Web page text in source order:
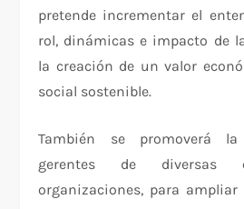
pretende incrementar el
rol, dinámicas e impacto de
la creación de un valor
social sostenible.
También se promoverá
gerentes de diversas
organizaciones, para